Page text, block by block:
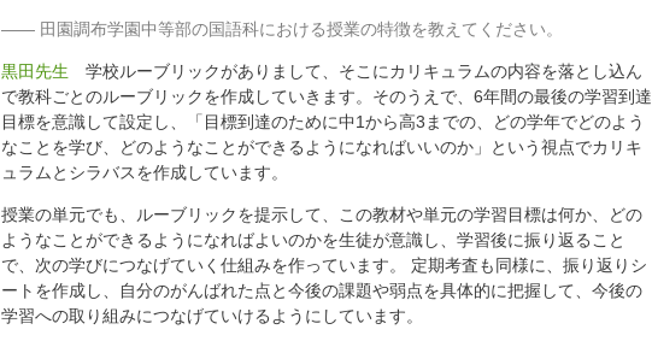
田園調布学園中等部の国語科における授業の特徴を教えてください。
黒田先生 学校ルーブリックがありまして、そこにカリキュラムの内容を落とし込ん
で教科ごとのルーブリックを作成していきます。そのうえで、6年間の最後の学習到達
目標を意識して設定し、「目標到達のために中1から高3までの、どの学年でどのよう
なことを学び、どのようなことができるようになればいいのか」という視点でカリキ
ュラムとシラバスを作成しています。
授業の単元でも、ルーブリックを提示して、この教材や単元の学習目標は何か、どの
ようなことができるようになればよいのかを生徒が意識し、学習後に振り返ること
で、次の学びにつなげていく仕組みを作っています。 定期考査も同様に、振り返りシ
ートを作成し、自分のがんばれた点と今後の課題や弱点を具体的に把握して、今後の
学習への取り組みにつなげていけるようにしています。